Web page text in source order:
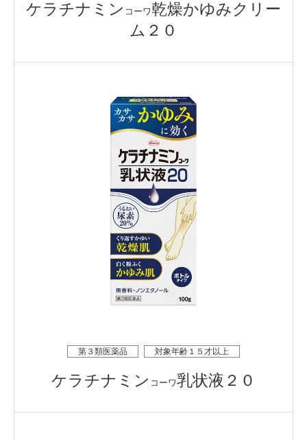
ケラチナミン コーワ乾燥かゆみクリー
ム２０
第３類医薬品 対象年齢１５才以上
ケラチナミン コーワ乳状液２０